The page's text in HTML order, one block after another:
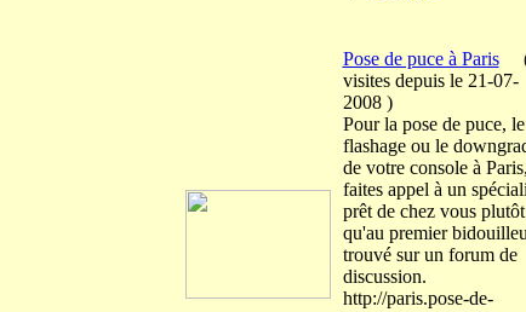
Pose de puce à Paris
visites depuis le 21-07-
2008)
Pour la pose de puce, le
flashage ou le
de votre console à Paris,
faites appel à un
prêt de chez vous plutôt
qu'au premier
trouvé sur un forum de
discussion.
http://paris.pose-de-